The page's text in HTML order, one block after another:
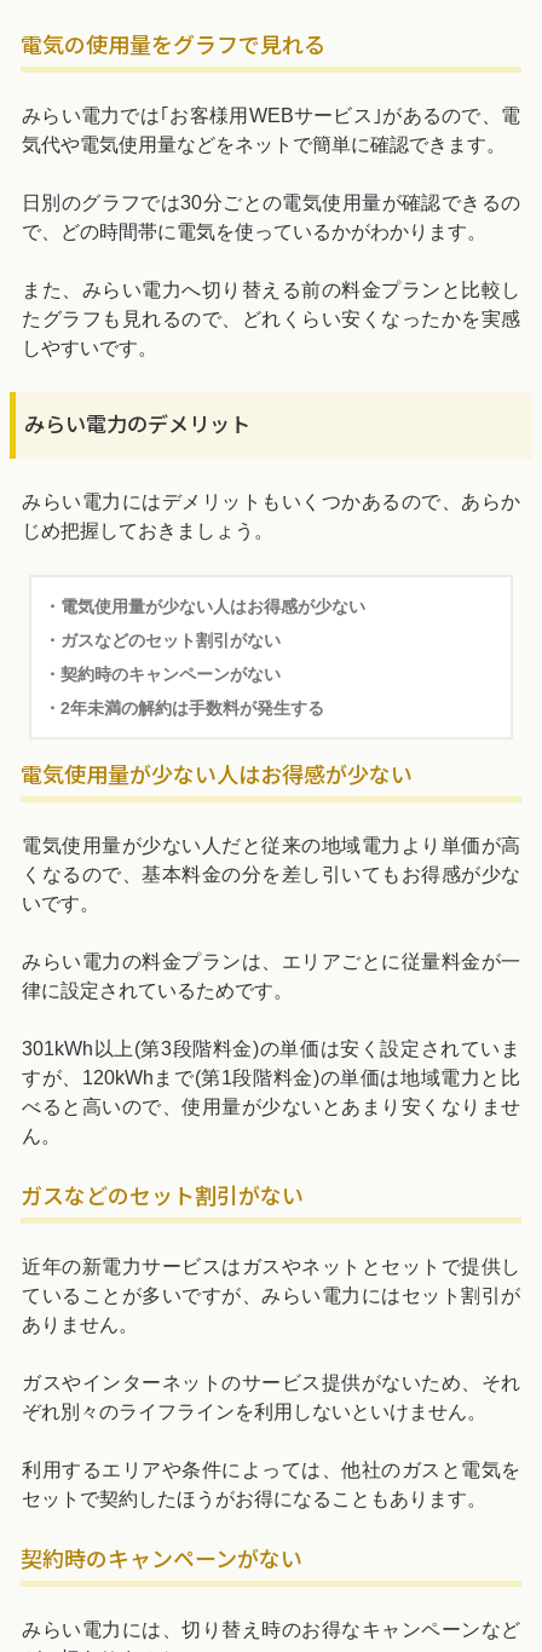
電気の使用量をグラフで見れる
みらい電力では｢お客様用WEBサービス｣があるので、電
気代や電気使用量などをネットで簡単に確認できます。
日別のグラフでは30分ごとの電気使用量が確認できるの
で、どの時間帯に電気を使っているかがわかります。
また、みらい電力へ切り替える前の料金プランと比較し
たグラフも見れるので、どれくらい安くなったかを実感
しやすいです。
みらい電力のデメリット
みらい電力にはデメリットもいくつかあるので、あらか
じめ把握しておきましょう。
・電気使用量が少ない人はお得感が少ない
・ガスなどのセット割引がない
・契約時のキャンペーンがない
・2年未満の解約は手数料が発生する
電気使用量が少ない人はお得感が少ない
電気使用量が少ない人だと従来の地域電力より単価が高
くなるので、基本料金の分を差し引いてもお得感が少な
いです。
みらい電力の料金プランは、エリアごとに従量料金が一
律に設定されているためです。
301kWh以上(第3段階料金)の単価は安く設定されていま
すが、120kWhまで(第1段階料金)の単価は地域電力と比
べると高いので、使用量が少ないとあまり安くなりませ
ん。
ガスなどのセット割引がない
近年の新電力サービスはガスやネットとセットで提供し
ていることが多いですが、みらい電力にはセット割引が
ありません。
ガスやインターネットのサービス提供がないため、それ
ぞれ別々のライフラインを利用しないといけません。
利用するエリアや条件によっては、他社のガスと電気を
セットで契約したほうがお得になることもあります。
契約時のキャンペーンがない
みらい電力には、切り替え時のお得なキャンペーンなど